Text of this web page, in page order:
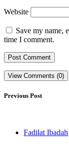
Website
Save my name,
time I comment.
View Comments (0)
Previous Post
Fadilat Ibadah